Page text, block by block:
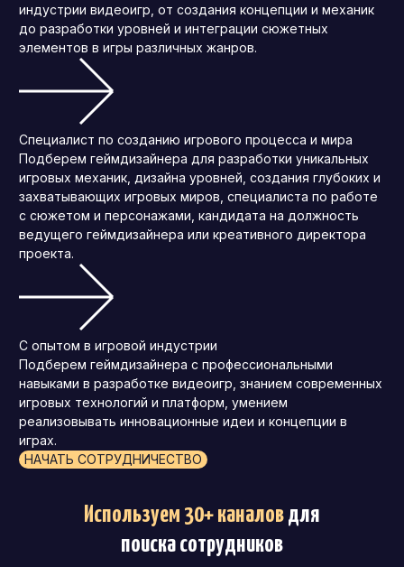
индустрии видеоигр, от создания концепции и механик
до разработки уровней и интеграции сюжетных
элементов в игры различных жанров.
Специалист по созданию игрового процесса и мира
Подберем геймдизайнера для разработки уникальных
игровых механик, дизайна уровней, создания глубоких и
захватывающих игровых миров, специалиста по работе
с сюжетом и персонажами, кандидата на должность
ведущего геймдизайнера или креативного директора
проекта.
С опытом в игровой индустрии
Подберем геймдизайнера с профессиональными
навыками в разработке видеоигр, знанием современных
игровых технологий и платформ, умением
реализовывать инновационные идеи и концепции в
играх.
НАЧАТЬ СОТРУДНИЧЕСТВО
Используем 30+ каналовдля
поиска сотрудников